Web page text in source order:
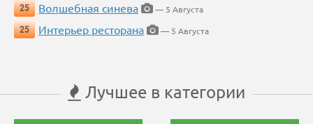
25
Волшебная синева
— 5 Августа
25
Интерьер ресторана — 5 Августа
Лучшее в категории